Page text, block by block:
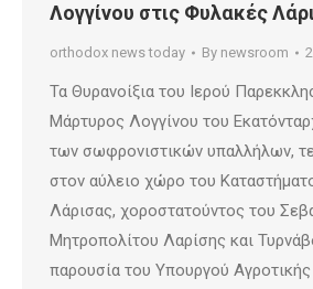
Λογγίνου στις Φυλακές
orthodox news today By newsroom
Τα Θυρανοίξια του Ιερού
Μάρτυρος Λογγίνου του
των σωφρονιστικών υπαλλήλων,
στον αύλειο χώρο του
Λάρισας, χοροστατούντος του
Μητροπολίτου Λαρίσης και
παρουσία του Υπουργού